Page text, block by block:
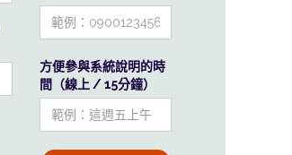
方便參與系統說明的時
間（線上 / 15分鐘）